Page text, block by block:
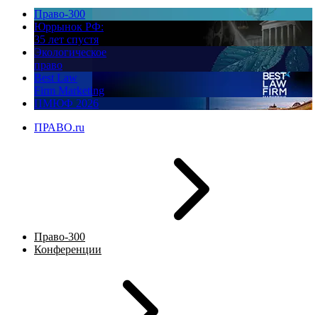
Право-300
Юррынок РФ:
35 лет спустя
Экологическое
право
Best Law
Firm Marketing
ПМЮФ 2026
ПРАВО.ru
Право-300
Конференции